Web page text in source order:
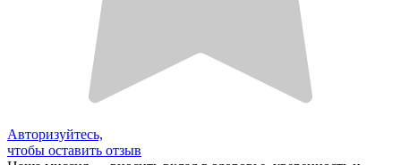
Авторизуйтесь,
чтобы оставить отзыв